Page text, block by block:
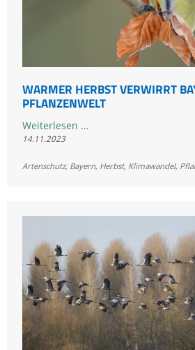
und
verändertes
WARMER HERBST VERWIRRT
PFLANZENWELT
Weiterlesen …Warmer
Bayerns
14.11.2023
Artenschutz, Bayern, Herbst, Klimawandel,